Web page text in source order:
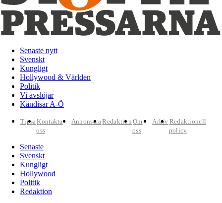
Senaste nytt
Svenskt
Kungligt
Hollywood & Världen
Politik
Vi avslöjar
Kändisar A-Ö
TipsaKontakta
oss
AnnonseraRedaktion Om
oss
Arkiv Redaktionell
policy
Senaste
Svenskt
Kungligt
Hollywood
Politik
Redaktion